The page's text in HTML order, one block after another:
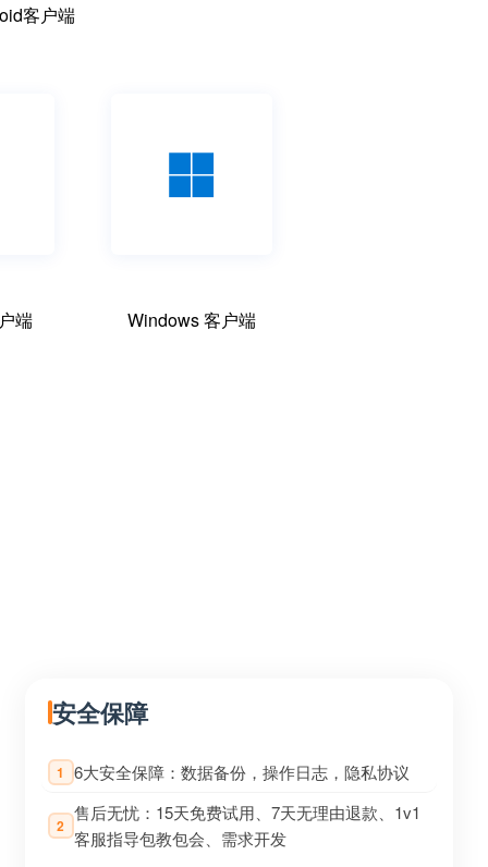
客户端
端 Windows 客户端
安全保障
1 6大安全保障：数据备份，操作日志，隐私协议
2
售后无忧：15天免费试用、7天无理由退款、1v1
客服指导包教包会、需求开发